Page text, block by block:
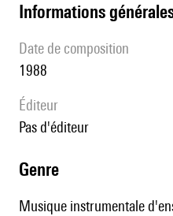
informations
date de composition
1988
éditeur
pas d'éditeur
genre
Musique instrumentale